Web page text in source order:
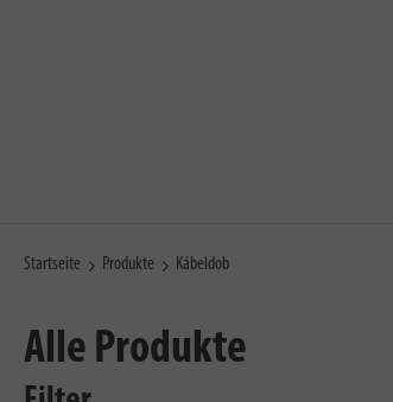
Startseite Produkte Kábeldob
Alle Produkte